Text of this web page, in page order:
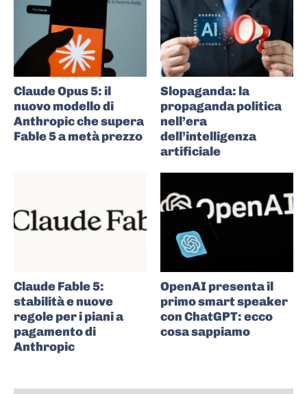
Claude Opus 5: il
nuovo modello di
Anthropic che supera
Fable 5 a metà prezzo
Slopaganda: la
propaganda politica
nell’era
dell’intelligenza
artificiale
Claude Fable 5:
stabilità e nuove
regole per i piani a
pagamento di
Anthropic
OpenAI presenta il
primo smart speaker
con ChatGPT: ecco
cosa sappiamo